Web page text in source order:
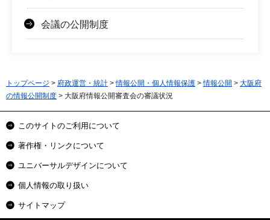
会議の公開制度
トップページ > 府政運営・統計 >情報公開・個人情報保護 >情報公開 > 大阪府
の情報公開制度 > 大阪府情報公開審査会の審議状況
このサイトのご利用について
著作権・リンクについて
ユニバーサルデザインについて
個人情報の取り扱い
サイトマップ